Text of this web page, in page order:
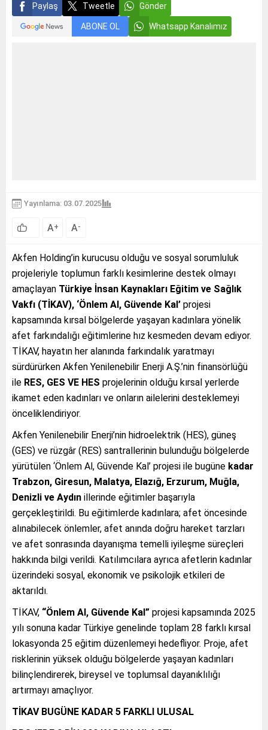
Paylaş Tweetle Gönder
ABONE OL Whatsapp Kanalımız
Yayınlama: 03.07.2025
A+ A-
Akfen Holding’in kurucusu olduğu ve sosyal sorumluluk
projeleriyle toplumun farklı kesimlerine destek olmayı
amaçlayan Türkiye İnsan Kaynakları Eğitim ve Sağlık
Vakfı (TİKAV), ‘Önlem Al, Güvende Kal’ projesi
kapsamında kırsal bölgelerde yaşayan kadınlara yönelik
afet farkındalığı eğitimlerine hız kesmeden devam ediyor.
TİKAV, hayatın her alanında farkındalık yaratmayı
sürdürürken Akfen Yenilenebilir Enerji A.Ş.’nin finansörlüğü
ile RES, GES VE HES projelerinin olduğu kırsal yerlerde
ikamet eden kadınları ve onların ailelerini desteklemeyi
önceliklendiriyor.
Akfen Yenilenebilir Enerji’nin hidroelektrik (HES), güneş
(GES) ve rüzgâr (RES) santrallerinin bulunduğu bölgelerde
yürütülen ‘Önlem Al, Güvende Kal’ projesi ile bugüne kadar
Trabzon, Giresun, Malatya, Elazığ, Erzurum, Muğla,
Denizli ve Aydın illerinde eğitimler başarıyla
gerçekleştirildi. Bu eğitimlerde kadınlara; afet öncesinde
alınabilecek önlemler, afet anında doğru hareket tarzları
ve afet sonrasında dayanışma temelli iyileşme süreçleri
hakkında bilgi verildi. Katılımcılara ayrıca afetlerin kadınlar
üzerindeki sosyal, ekonomik ve psikolojik etkileri de
aktarıldı.
TİKAV, “Önlem Al, Güvende Kal” projesi kapsamında 2025
yılı sonuna kadar Türkiye genelinde toplam 28 farklı kırsal
lokasyonda 25 eğitim düzenlemeyi hedefliyor. Proje, afet
risklerinin yüksek olduğu bölgelerde yaşayan kadınları
bilinçlendirerek, bireysel ve toplumsal dayanıklılığı
artırmayı amaçlıyor.
TİKAV BUGÜNE KADAR 5 FARKLI ULUSAL